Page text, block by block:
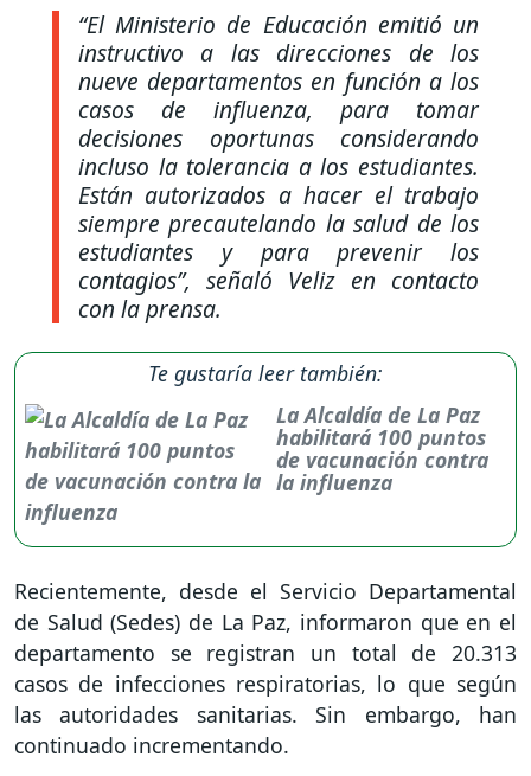
“El Ministerio de Educación emitió un
instructivo a las direcciones de los
nueve departamentos en función a los
casos de influenza, para tomar
decisiones oportunas considerando
incluso la tolerancia a los estudiantes.
Están autorizados a hacer el trabajo
siempre precautelando la salud de los
estudiantes y para prevenir los
contagios”, señaló Veliz en contacto
con la prensa.
Te gustaría leer también:
La Alcaldía de La Paz
habilitará 100 puntos
de vacunación contra
la influenza
Recientemente, desde el Servicio Departamental
de Salud (Sedes) de La Paz, informaron que en el
departamento se registran un total de 20.313
casos de infecciones respiratorias, lo que según
las autoridades sanitarias. Sin embargo, han
continuado incrementando.